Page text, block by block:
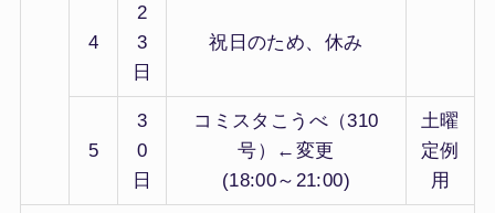
4
2
3
日
祝日のため、休み
5
3
0
日
コミスタこうべ（310
号）←変更
(18:00～21:00)
土曜
定例
用